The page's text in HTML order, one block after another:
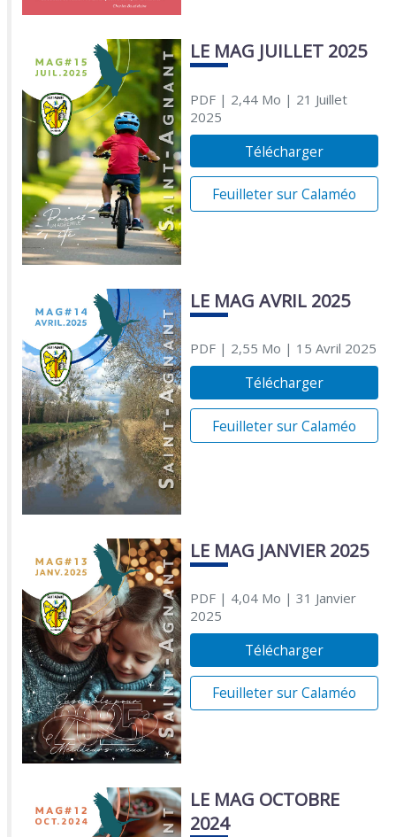
LE MAG JUILLET 2025
PDF| 2,44 Mo | 21 Juillet
2025
Télécharger
Feuilleter sur Calaméo
LE MAG AVRIL 2025
PDF| 2,55 Mo | 15 Avril 2025
Télécharger
Feuilleter sur Calaméo
LE MAG JANVIER 2025
PDF| 4,04 Mo | 31 Janvier
2025
Télécharger
Feuilleter sur Calaméo
LE MAG OCTOBRE
2024